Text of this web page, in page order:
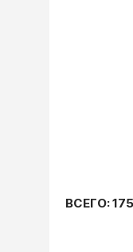
ВСЕГО: